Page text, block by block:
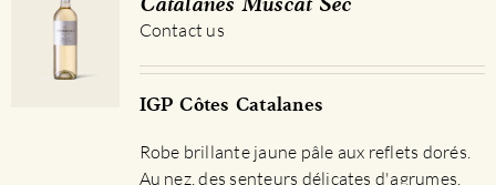
Catalanes Muscat Sec
Contact us
IGP Côtes Catalanes
Robe brillante jaune pâle aux reflets dorés.
Au nez, des senteurs délicates d'agrumes.